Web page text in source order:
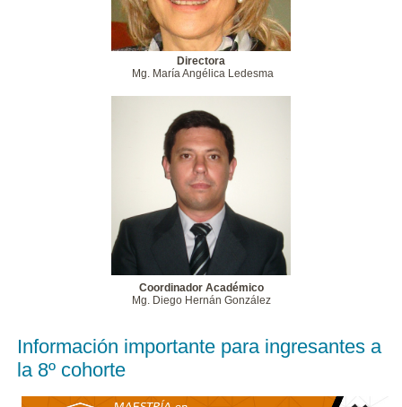
Directora
Mg. María Angélica Ledesma
Coordinador Académico
Mg. Diego Hernán González
Información importante para ingresantes a
la 8º cohorte